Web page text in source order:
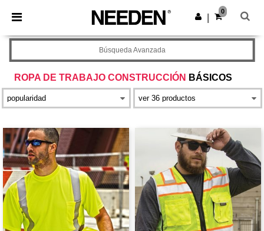
× App de Needen
¡Mejores precios en app!
Descargar app
0
ROPA DE TRABAJO CONSTRUCCIÓN BÁSICOS
Búsqueda Avanzada